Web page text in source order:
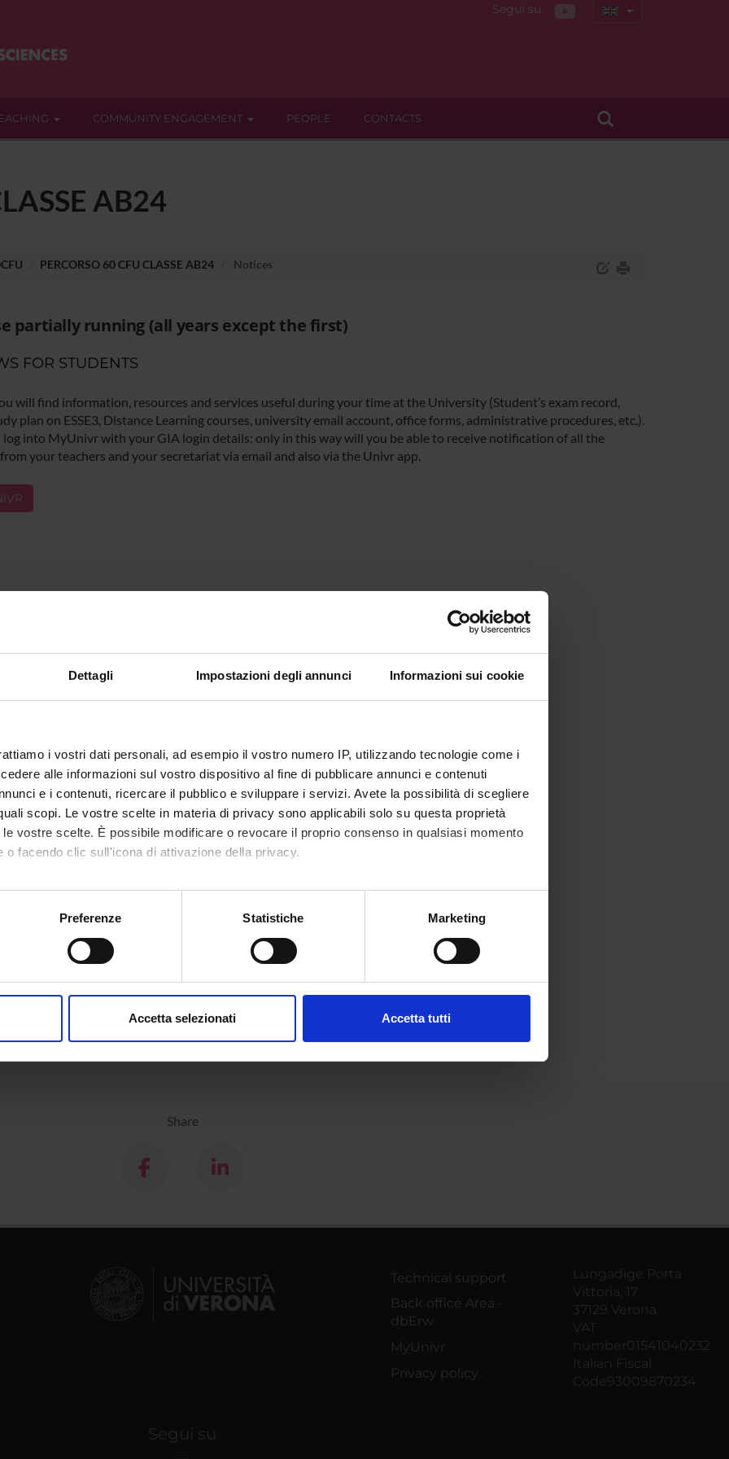
Dettagli Impostazioni degli annunci Informazioni sui cookie
i vostri dati personali, ad esempio il vostro numero IP, utilizzando tecnologie come i
alle informazioni sul vostro dispositivo al fine di pubblicare annunci e contenuti
e i contenuti, ricercare il pubblico e sviluppare i servizi. Avete la possibilità di scegliere
scopi. Le vostre scelte in materia di privacy sono applicabili solo su questa proprietà
vostre scelte. È possibile modificare o revocare il proprio consenso in qualsiasi momento
o facendo clic sull'icona di attivazione della privacy.
anche:
sulla tua posizione geografica, con un'approssimazione di qualche metro,
in qualsiasi momento dalla Dichiarazione sui cookie.
Preferenze Statistiche Marketing
Accetta selezionati Accetta tutti
Segui su
COMMUNITY ENGAGEMENT PEOPLE CONTACTS
AB24
PERCORSO 60 CFU CLASSE AB24 Notices
partially running (all years except the first)
FOR STUDENTS
will find information, resources and services useful during your time at the University (Student’s exam record,
plan on ESSE3, Distance Learning courses, university email account, office forms, administrative procedures, etc.).
log into MyUnivr with your GIA login details: only in this way will you be able to receive notification of all the
your teachers and your secretariat via email and also via the Univr app.
Share
Technical support
Back office Area -
dbErw
MyUnivr
Privacy policy
Lungadige Porta
Vittoria, 17
37129 Verona
VAT
number01541040232
Italian Fiscal
Code93009870234
Segui su